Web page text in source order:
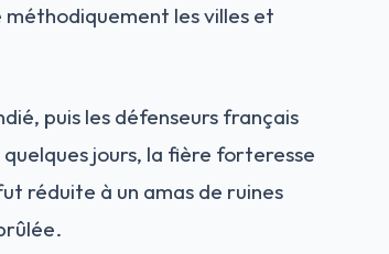
les villes et
puis les défenseurs français
jours, la fière forteresse
réduite à un amas de ruines